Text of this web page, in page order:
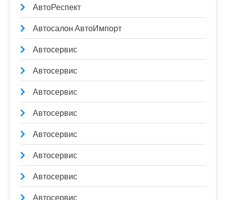
АвтоРеспект
Автосалон АвтоИмпорт
Автосервис
Автосервис
Автосервис
Автосервис
Автосервис
Автосервис
Автосервис
Автосервис